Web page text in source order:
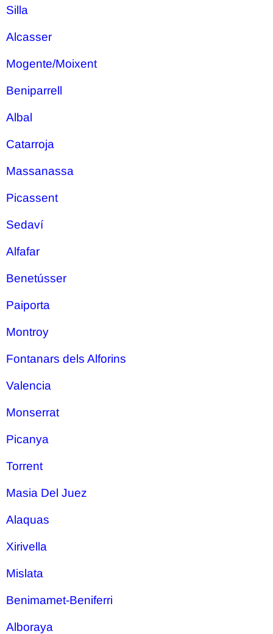
Silla
Alcasser
Mogente/Moixent
Beniparrell
Albal
Catarroja
Massanassa
Picassent
Sedaví
Alfafar
Benetússer
Paiporta
Montroy
Fontanars dels Alforins
Valencia
Monserrat
Picanya
Torrent
Masia Del Juez
Alaquas
Xirivella
Mislata
Benimamet-Beniferri
Alboraya